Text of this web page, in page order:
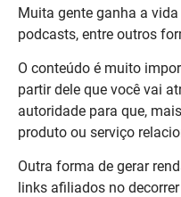
Muita gente ganha a
podcasts, entre outros
O conteúdo é muito
partir dele que você vai
autoridade para que,
produto ou serviço
Outra forma de gerar
links afiliados no